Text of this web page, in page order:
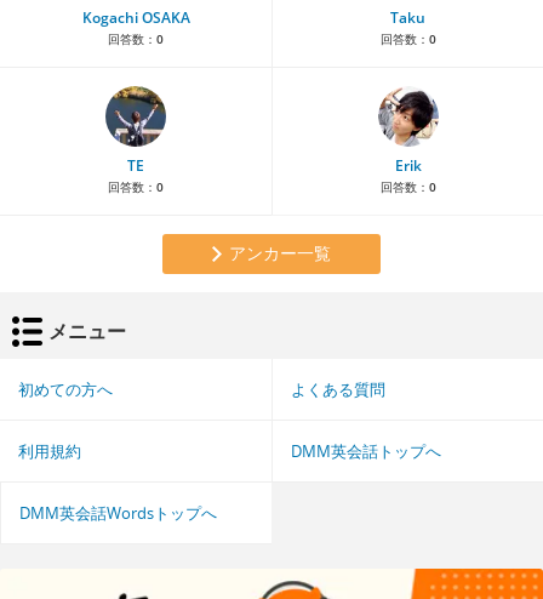
Kogachi OSAKA
回答数： 0
Taku
回答数： 0
TE
回答数： 0
Erik
回答数： 0
アンカー一覧
メニュー
初めての方へ よくある質問
利用規約 DMM英会話トップへ
DMM英会話Wordsトップへ